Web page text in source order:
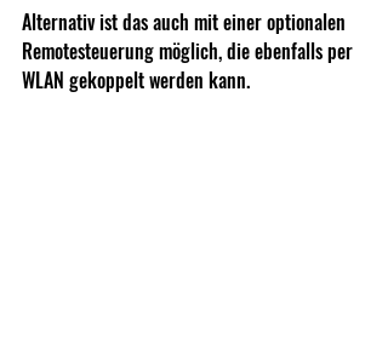
Alternativ ist das auch mit einer optionalen
Remotesteuerung möglich, die ebenfalls per
WLAN gekoppelt werden kann.